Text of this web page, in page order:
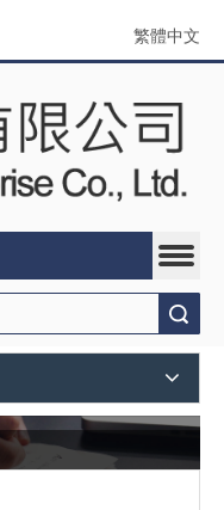
繁體中文